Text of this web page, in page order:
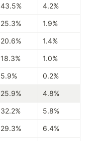
43.5% 4.2%
25.3% 1.9%
20.6% 1.4%
18.3% 1.0%
5.9% 0.2%
25.9% 4.8%
32.2% 5.8%
29.3% 6.4%